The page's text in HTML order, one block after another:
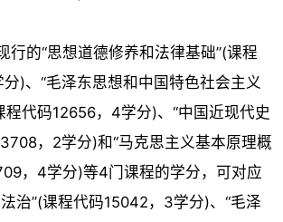
的“思想道德修养和法律基础”(课程
)、“毛泽东思想和中国特色社会主义
程代码12656，4学分)、“中国近现代史
，2学分)和“马克思主义基本原理概
，4学分)等4门课程的学分，可对应
治”(课程代码15042，3学分)、“毛泽